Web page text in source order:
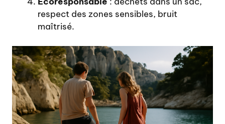
respect des zones sensibles, bruit
maîtrisé.